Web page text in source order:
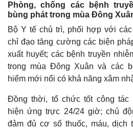
Phòng, chống các bệnh
bùng phát trong mùa Đông
Bộ Y tế chủ trì, phối hợp với
chỉ đạo tăng cường các biện
xuất huyết; các bệnh truyền
trong mùa Đông Xuân và các
hiểm mới nổi có khả năng xâm
Đồng thời, tổ chức tốt công tác
hiện ứng trực 24/24 giờ; chủ
đảm đủ cơ số thuốc, máu, dịch